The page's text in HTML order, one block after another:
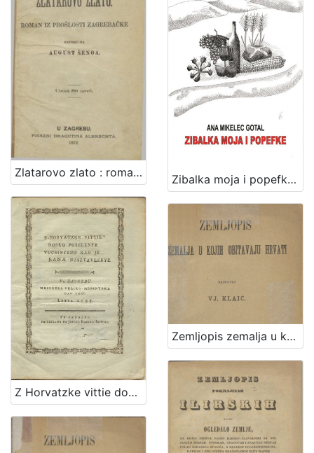
Zlatarovo zlato : roman iz prošlosti zagrebačke / napisao ga August Šenoa
Zibalka moja i popefke / Ana Mikelec Gotal
Z Horvatzke vittie dobro poselenye vuchinyeno kad je bana nasztavlenye : vu Zagrebu meszecza veliko-messnyaka dan XXXI. letta 1785
Zemljopis zemalja u kojih obitavaju Hrvati / sastavio Vj. Klaić